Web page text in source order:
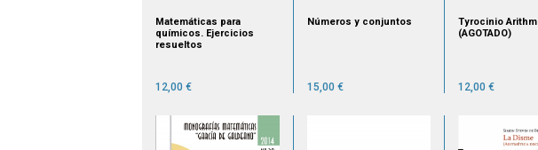
Matemáticas para
químicos. Ejercicios
resueltos
12,00 €
Números y conjuntos
15,00 €
Tyrocinio
(AGOTADO)
12,00 €